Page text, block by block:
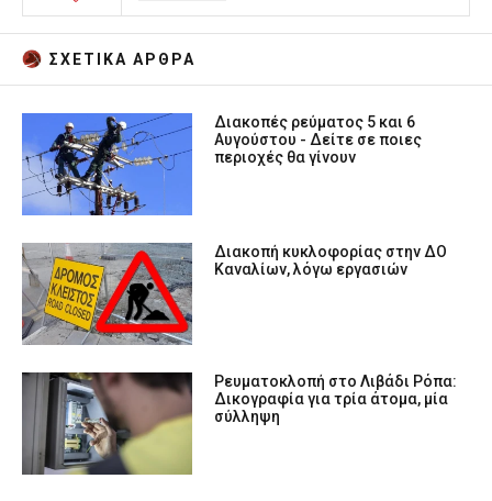
ΣΧΕΤΙΚA AΡΘΡΑ
Διακοπές ρεύματος 5 και 6
Αυγούστου - Δείτε σε ποιες
περιοχές θα γίνουν
Διακοπή κυκλοφορίας στην ΔΟ
Καναλίων, λόγω εργασιών
Ρευματοκλοπή στο Λιβάδι Ρόπα:
Δικογραφία για τρία άτομα, μία
σύλληψη